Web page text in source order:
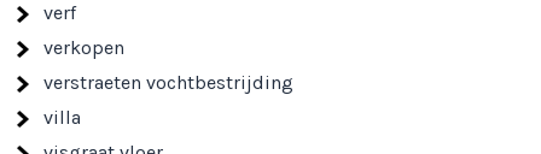
verf
verkopen
verstraeten vochtbestrijding
villa